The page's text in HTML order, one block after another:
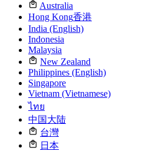
Australia
Hong Kong香港
India (English)
Indonesia
Malaysia
New Zealand
Philippines (English)
Singapore
Vietnam (Vietnamese)
ไทย
中国大陆
台灣
日本